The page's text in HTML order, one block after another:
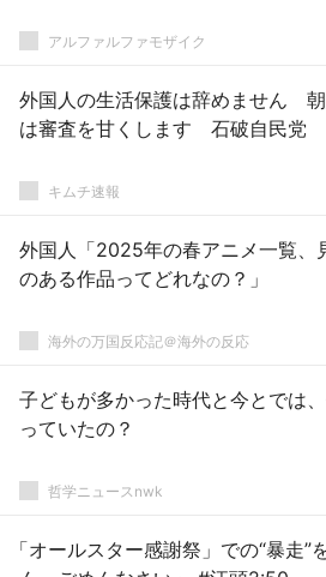
アルファルファモザイク
外国人の生活保護は辞めません
は審査を甘くします 石破自民党
キムチ速報
外国人「2025年の春アニメ一覧、
のある作品ってどれなの？」
海外の万国反応記＠海外の反応
子どもが多かった時代と今とでは
っていたの？
哲学ニュースnwk
「オールスター感謝祭」での“暴走”